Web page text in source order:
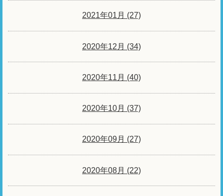
2021年01月 (27)
2020年12月 (34)
2020年11月 (40)
2020年10月 (37)
2020年09月 (27)
2020年08月 (22)